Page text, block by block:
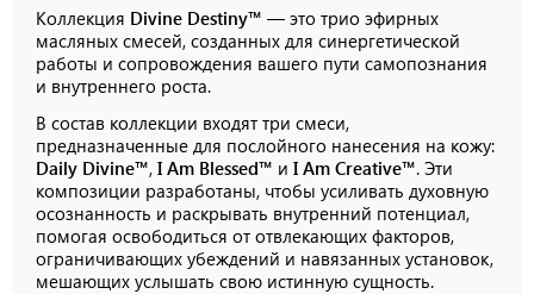
Коллекция Divine Destiny™ — это трио эфирных
масляных смесей, созданных для синергетической
работы и сопровождения вашего пути самопознания
и внутреннего роста.
В состав коллекции входят три смеси,
предназначенные для послойного нанесения на кожу:
Daily Divine™, I Am Blessed™ и I Am Creative™. Эти
композиции разработаны, чтобы усиливать духовную
осознанность и раскрывать внутренний потенциал,
помогая освободиться от отвлекающих факторов,
ограничивающих убеждений и навязанных установок,
мешающих услышать свою истинную сущность.